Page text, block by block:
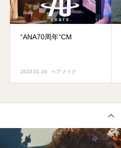
“ANA70周年”CM
2023.01.16 ヘアメイク